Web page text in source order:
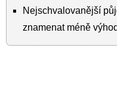
Nejschvalovanější
znamenat méně